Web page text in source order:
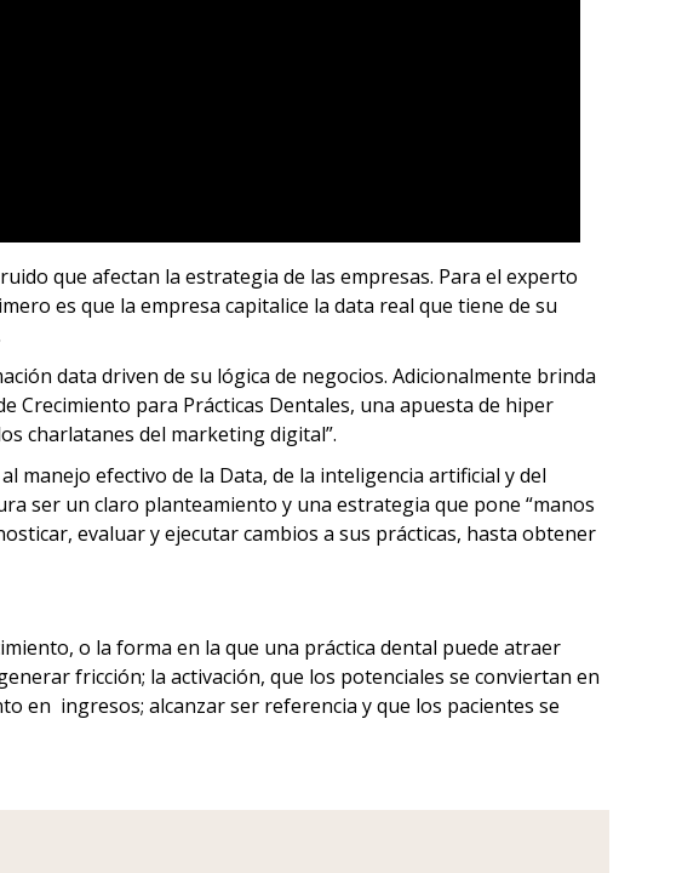
que afectan la estrategia de las empresas. Para el experto
es que la empresa capitalice la data real que tiene de su
data driven de su lógica de negocios. Adicionalmente brinda
Crecimiento para Prácticas Dentales, una apuesta de hiper
charlatanes del marketing digital”.
efectivo de la Data, de la inteligencia artificial y del
ser un claro planteamiento y una estrategia que pone “manos
evaluar y ejecutar cambios a sus prácticas, hasta obtener
o la forma en la que una práctica dental puede atraer
fricción; la activación, que los potenciales se conviertan en
en ingresos; alcanzar ser referencia y que los pacientes se